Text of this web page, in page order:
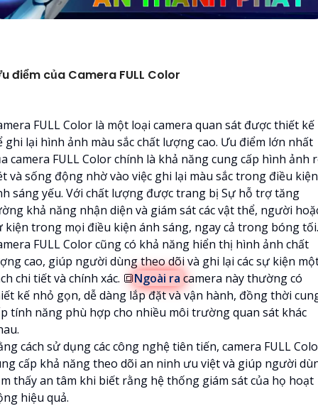
điểm của Camera FULL Color
FULL Color là một loại camera quan sát được thiết kế
ghi lại hình ảnh màu sắc chất lượng cao. Ưu điểm lớn nhất
camera FULL Color chính là khả năng cung cấp hình ảnh
và sống động nhờ vào việc ghi lại màu sắc trong điều kiện
sáng yếu. Với chất lượng được trang bị Sự hỗ trợ tăng
khả năng nhận diện và giám sát các vật thể, người
kiện trong mọi điều kiện ánh sáng, ngay cả trong bóng tối.
FULL Color cũng có khả năng hiển thị hình ảnh chất
cao, giúp người dùng theo dõi và ghi lại các sự kiện
chi tiết và chính xác. 🔳Ngoài ra camera này thường có
kế nhỏ gọn, dễ dàng lắp đặt và vận hành, đồng thời
tính năng phù hợp cho nhiều môi trường quan sát khác
cách sử dụng các công nghệ tiên tiến, camera FULL
cấp khả năng theo dõi an ninh ưu việt và giúp người
thấy an tâm khi biết rằng hệ thống giám sát của họ hoạt
hiệu quả.